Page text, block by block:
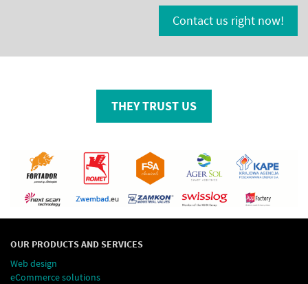
Contact us right now!
THEY TRUST US
OUR PRODUCTS AND SERVICES
Web design
eCommerce solutions